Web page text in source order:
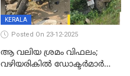
KERALA
Posted On 23-12-2025
ആ വലിയ ശ്രമം വിഫലം;
വഴിയരികില്‍ ‌ഡോക്ടര്‍മാര്‍